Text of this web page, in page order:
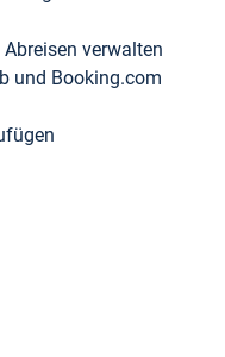
verwalten
und Booking.com